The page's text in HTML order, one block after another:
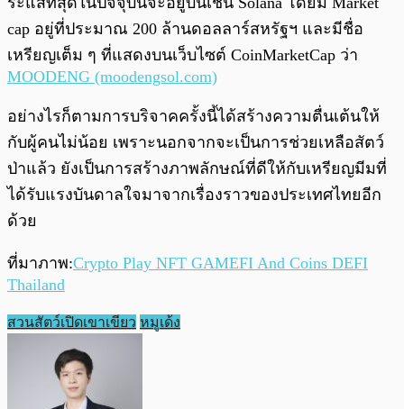
cap อยู่ที่ประมาณ 200 ล้านดอลลาร์สหรัฐฯ และมีชื่อ
เหรียญเต็ม ๆ ที่แสดงบนเว็บไซต์ CoinMarketCap ว่า
MOODENG (moodengsol.com)
อย่างไรก็ตามการบริจาคครั้งนี้ได้สร้างความตื่นเต้นให้
กับผู้คนไม่น้อย เพราะนอกจากจะเป็นการช่วยเหลือสัตว์
ป่าแล้ว ยังเป็นการสร้างภาพลักษณ์ที่ดีให้กับเหรียญมีมที่
ได้รับแรงบันดาลใจมาจากเรื่องราวของประเทศไทยอีก
ด้วย
ที่มาภาพ:Crypto Play NFT GAMEFI And Coins DEFI
Thailand
สวนสัตว์เปิดเขาเขียว หมูเด้ง